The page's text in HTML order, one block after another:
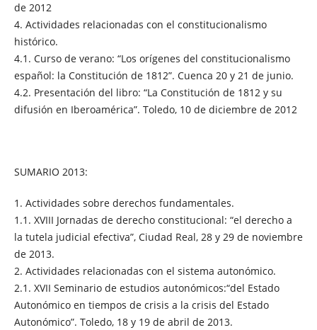
de 2012
4. Actividades relacionadas con el constitucionalismo
histórico.
4.1. Curso de verano: “Los orígenes del constitucionalismo
español: la Constitución de 1812”. Cuenca 20 y 21 de junio.
4.2. Presentación del libro: “La Constitución de 1812 y su
difusión en Iberoamérica”. Toledo, 10 de diciembre de 2012
SUMARIO 2013:
1. Actividades sobre derechos fundamentales.
1.1. XVIII Jornadas de derecho constitucional: “el derecho a
la tutela judicial efectiva”, Ciudad Real, 28 y 29 de noviembre
de 2013.
2. Actividades relacionadas con el sistema autonómico.
2.1. XVII Seminario de estudios autonómicos:“del Estado
Autonómico en tiempos de crisis a la crisis del Estado
Autonómico”. Toledo, 18 y 19 de abril de 2013.